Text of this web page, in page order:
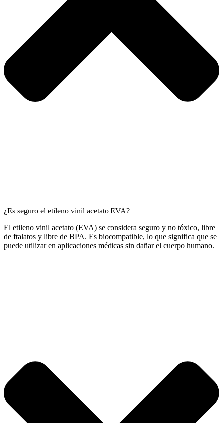
¿Es seguro el etileno vinil acetato EVA?
El etileno vinil acetato (EVA) se considera seguro y no tóxico, libre
de ftalatos y libre de BPA. Es biocompatible, lo que significa que se
puede utilizar en aplicaciones médicas sin dañar el cuerpo humano.